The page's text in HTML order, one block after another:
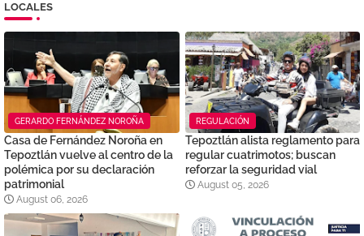
LOCALES
GERARDO FERNÁNDEZ NOROÑA
Casa de Fernández Noroña en
Tepoztlán vuelve al centro de la
polémica por su declaración
patrimonial
August 06, 2026
REGULACIÓN
Tepoztlán alista reglamento para
regular cuatrimotos; buscan
reforzar la seguridad vial
August 05, 2026